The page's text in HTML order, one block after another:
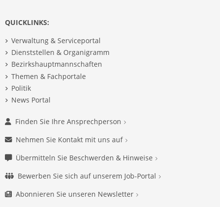
QUICKLINKS:
Verwaltung & Serviceportal
Dienststellen & Organigramm
Bezirkshauptmannschaften
Themen & Fachportale
Politik
News Portal
Finden Sie Ihre Ansprechperson
Nehmen Sie Kontakt mit uns auf
Übermitteln Sie Beschwerden & Hinweise
Bewerben Sie sich auf unserem Job-Portal
Abonnieren Sie unseren Newsletter